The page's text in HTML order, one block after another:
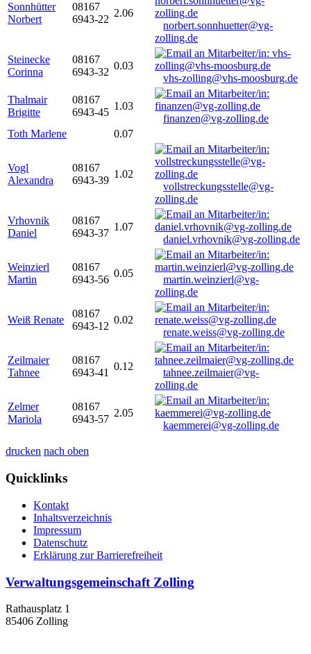
Sonnhütter
Norbert
08167
6943-22
2.06
norbert.sonnhuetter@vg-
zolling.de
Steinecke
Corinna
08167
6943-32
0.03
vhs-zolling@vhs-moosburg.de
Thalmair
Brigitte
08167
6943-45
1.03
finanzen@vg-zolling.de
Toth Marlene
0.07
Vogl
Alexandra
08167
6943-39
1.02
vollstreckungsstelle@vg-
zolling.de
Vrhovnik
Daniel
08167
6943-37
1.07
daniel.vrhovnik@vg-zolling.de
Weinzierl
Martin
08167
6943-56
0.05
martin.weinzierl@vg-
zolling.de
Weiß Renate
08167
6943-12
0.02
renate.weiss@vg-zolling.de
Zeilmaier
Tahnee
08167
6943-41
0.12
tahnee.zeilmaier@vg-
zolling.de
Zelmer
Mariola
08167
6943-57
2.05
kaemmerei@vg-zolling.de
drucken nach oben
Quicklinks
Kontakt
Inhaltsverzeichnis
Impressum
Datenschutz
Erklärung zur Barrierefreiheit
Verwaltungsgemeinschaft Zolling
Rathausplatz 1
85406 Zolling